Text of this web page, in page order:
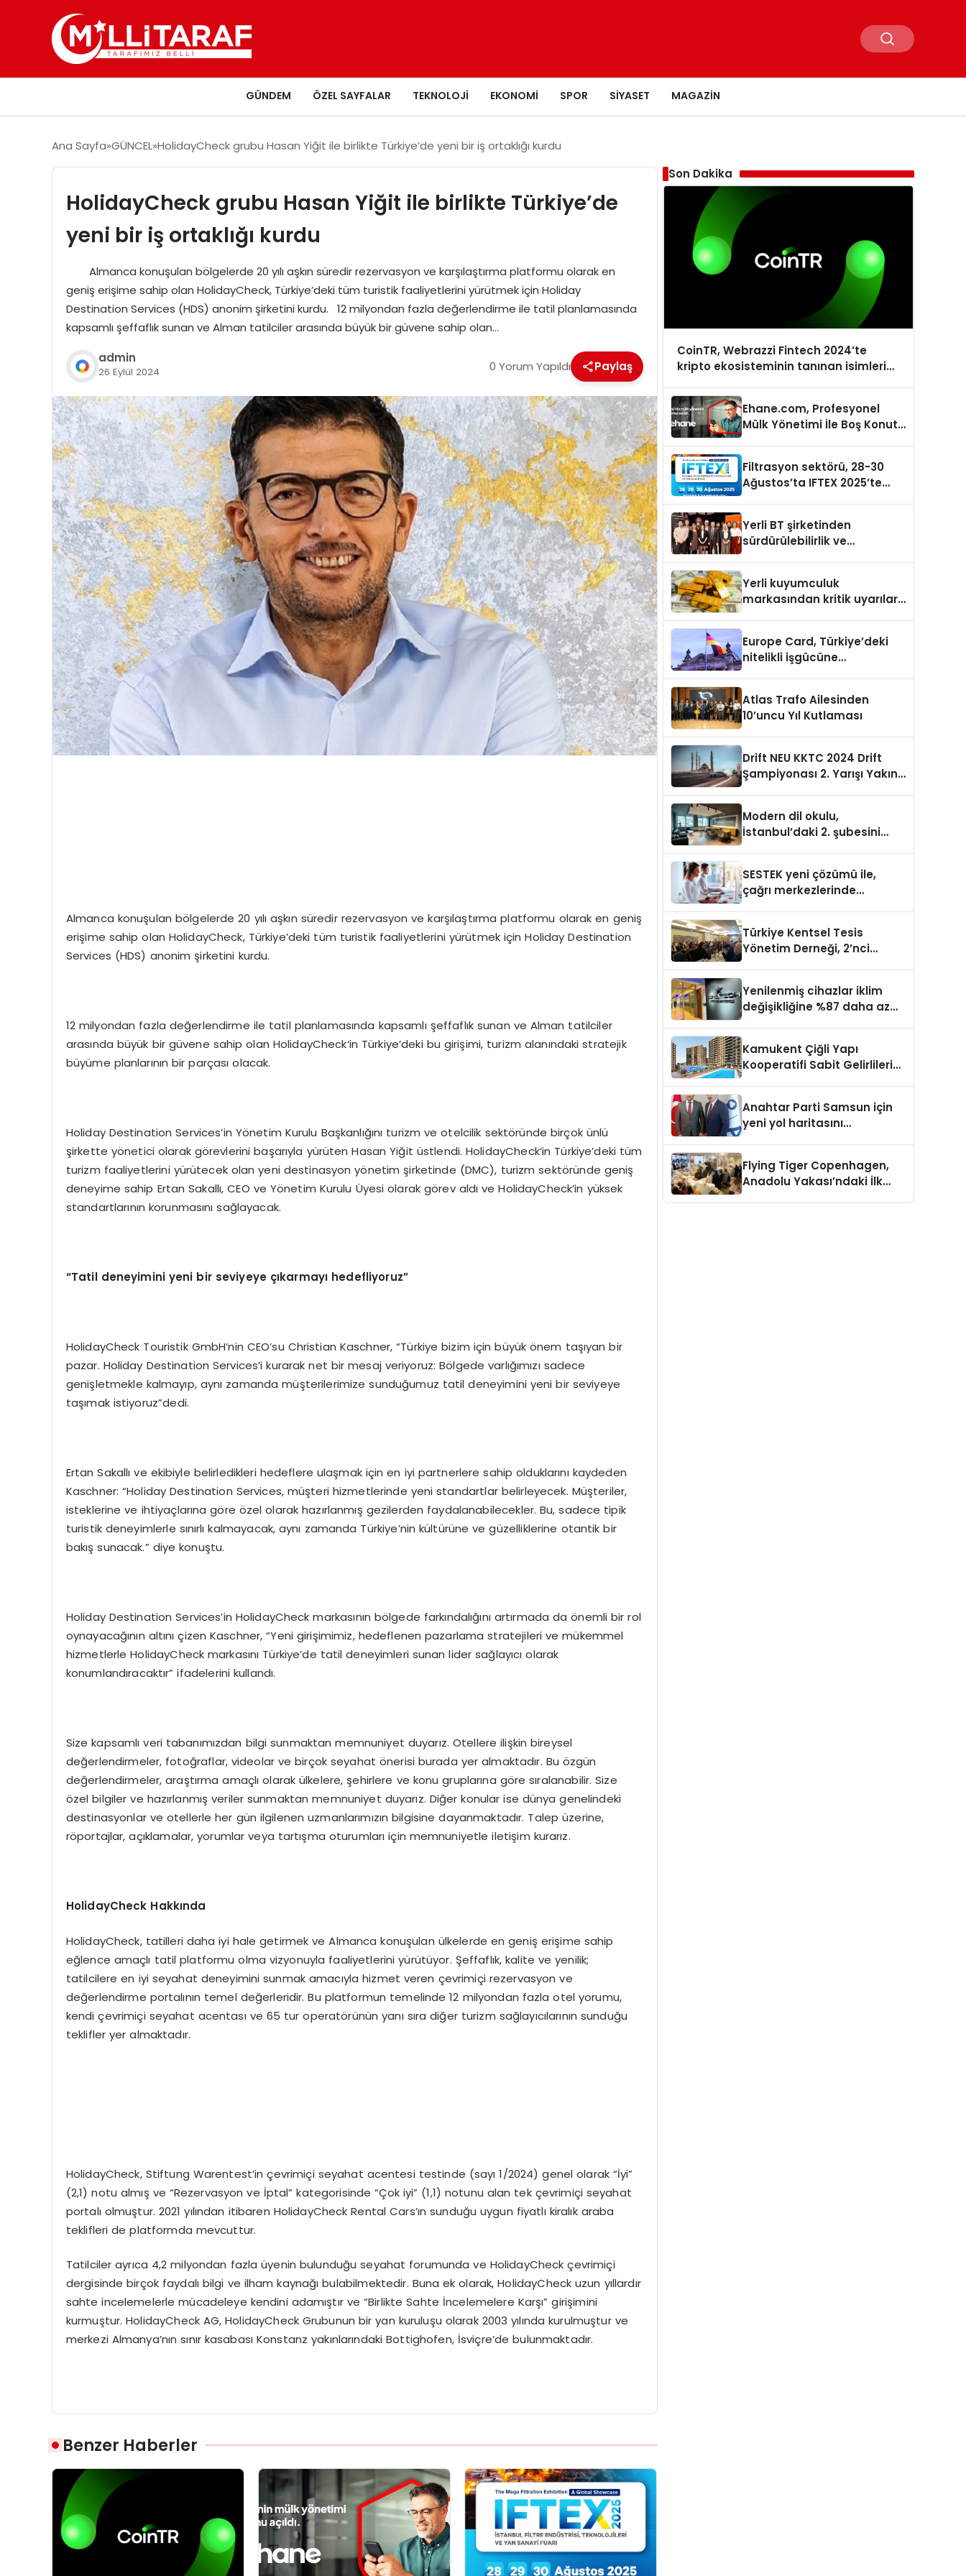
GÜNDEM ÖZEL SAYFALAR TEKNOLOJI EKONOMI SPOR SIYASET MAGAZIN
Ana Sayfa GÜNCEL HolidayCheck grubu Hasan Yiğit ile birlikte Türkiye’de yeni bir iş ortaklığı kurdu
HolidayCheck grubu Hasan Yiğit ile birlikte Türkiye’de
yeni bir iş ortaklığı kurdu
Almanca konuşulan bölgelerde 20 yılı aşkın süredir rezervasyon ve karşılaştırma platformu olarak en
geniş erişime sahip olan HolidayCheck, Türkiye’deki tüm turistik faaliyetlerini yürütmek için Holiday
Destination Services (HDS) anonim şirketini kurdu. 12 milyondan fazla değerlendirme ile tatil planlamasında
kapsamlı şeffaflık sunan ve Alman tatilciler arasında büyük bir güvene sahip olan…
admin
26 Eylül 2024 0 Yorum Yapıldı Paylaş
Almanca konuşulan bölgelerde 20 yılı aşkın süredir rezervasyon ve karşılaştırma platformu olarak en geniş
erişime sahip olan HolidayCheck, Türkiye’deki tüm turistik faaliyetlerini yürütmek için Holiday Destination
Services (HDS) anonim şirketini kurdu.
12 milyondan fazla değerlendirme ile tatil planlamasında kapsamlı şeffaflık sunan ve Alman tatilciler
arasında büyük bir güvene sahip olan HolidayCheck‘in Türkiye’deki bu girişimi, turizm alanındaki stratejik
büyüme planlarının bir parçası olacak.
Holiday Destination Services’in Yönetim Kurulu Başkanlığını turizm ve otelcilik sektöründe birçok ünlü
şirkette yönetici olarak görevlerini başarıyla yürüten Hasan Yiğit üstlendi. HolidayCheck’in Türkiye’deki tüm
turizm faaliyetlerini yürütecek olan yeni destinasyon yönetim şirketinde (DMC), turizm sektöründe geniş
deneyime sahip Ertan Sakallı, CEO ve Yönetim Kurulu Üyesi olarak görev aldı ve HolidayCheck’in yüksek
standartlarının korunmasını sağlayacak.
“Tatil deneyimini yeni bir seviyeye çıkarmayı hedefliyoruz”
HolidayCheck Touristik GmbH’nin CEO’su Christian Kaschner, “Türkiye bizim için büyük önem taşıyan bir
pazar. Holiday Destination Services’i kurarak net bir mesaj veriyoruz: Bölgede varlığımızı sadece
genişletmekle kalmayıp, aynı zamanda müşterilerimize sunduğumuz tatil deneyimini yeni bir seviyeye
taşımak istiyoruz”dedi.
Ertan Sakallı ve ekibiyle belirledikleri hedeflere ulaşmak için en iyi partnerlere sahip olduklarını kaydeden
Kaschner: “Holiday Destination Services, müşteri hizmetlerinde yeni standartlar belirleyecek. Müşteriler,
isteklerine ve ihtiyaçlarına göre özel olarak hazırlanmış gezilerden faydalanabilecekler. Bu, sadece tipik
turistik deneyimlerle sınırlı kalmayacak, aynı zamanda Türkiye’nin kültürüne ve güzelliklerine otantik bir
bakış sunacak.” diye konuştu.
Holiday Destination Services’in HolidayCheck markasının bölgede farkındalığını artırmada da önemli bir rol
oynayacağının altını çizen Kaschner, “Yeni girişimimiz, hedeflenen pazarlama stratejileri ve mükemmel
hizmetlerle HolidayCheck markasını Türkiye’de tatil deneyimleri sunan lider sağlayıcı olarak
konumlandıracaktır” ifadelerini kullandı.
Size kapsamlı veri tabanımızdan bilgi sunmaktan memnuniyet duyarız. Otellere ilişkin bireysel
değerlendirmeler, fotoğraflar, videolar ve birçok seyahat önerisi burada yer almaktadır. Bu özgün
değerlendirmeler, araştırma amaçlı olarak ülkelere, şehirlere ve konu gruplarına göre sıralanabilir. Size
özel bilgiler ve hazırlanmış veriler sunmaktan memnuniyet duyarız. Diğer konular ise dünya genelindeki
destinasyonlar ve otellerle her gün ilgilenen uzmanlarımızın bilgisine dayanmaktadır. Talep üzerine,
röportajlar, açıklamalar, yorumlar veya tartışma oturumları için memnuniyetle iletişim kurarız.
HolidayCheck Hakkında
HolidayCheck, tatilleri daha iyi hale getirmek ve Almanca konuşulan ülkelerde en geniş erişime sahip
eğlence amaçlı tatil platformu olma vizyonuyla faaliyetlerini yürütüyor. Şeffaflık, kalite ve yenilik;
tatilcilere en iyi seyahat deneyimini sunmak amacıyla hizmet veren çevrimiçi rezervasyon ve
değerlendirme portalının temel değerleridir. Bu platformun temelinde 12 milyondan fazla otel yorumu,
kendi çevrimiçi seyahat acentası ve 65 tur operatörünün yanı sıra diğer turizm sağlayıcılarının sunduğu
teklifler yer almaktadır.
HolidayCheck, Stiftung Warentest’in çevrimiçi seyahat acentesi testinde (sayı 1/2024) genel olarak “İyi”
(2,1) notu almış ve “Rezervasyon ve İptal” kategorisinde “Çok iyi” (1,1) notunu alan tek çevrimiçi seyahat
portalı olmuştur. 2021 yılından itibaren HolidayCheck Rental Cars’ın sunduğu uygun fiyatlı kiralık araba
teklifleri de platformda mevcuttur.
Tatilciler ayrıca 4,2 milyondan fazla üyenin bulunduğu seyahat forumunda ve HolidayCheck çevrimiçi
dergisinde birçok faydalı bilgi ve ilham kaynağı bulabilmektedir. Buna ek olarak, HolidayCheck uzun yıllardır
sahte incelemelerle mücadeleye kendini adamıştır ve “Birlikte Sahte İncelemelere Karşı” girişimini
kurmuştur. HolidayCheck AG, HolidayCheck Grubunun bir yan kuruluşu olarak 2003 yılında kurulmuştur ve
merkezi Almanya’nın sınır kasabası Konstanz yakınlarındaki Bottighofen, İsviçre’de bulunmaktadır.
Benzer Haberler
Son Dakika
CoinTR, Webrazzi Fintech 2024’te
kripto ekosisteminin tanınan isimlerini
Ehane.com, Profesyonel
Mülk Yönetimi İle Boş Konut
Filtrasyon sektörü, 28-30
Ağustos’ta IFTEX 2025’te
Yerli BT şirketinden
sürdürülebilirlik ve
Yerli kuyumculuk
markasından kritik uyarılar:
Europe Card, Türkiye’deki
nitelikli işgücüne
Atlas Trafo Ailesinden
10’uncu Yıl Kutlaması
Drift NEU KKTC 2024 Drift
Şampiyonası 2. Yarışı Yakın
Modern dil okulu,
İstanbul’daki 2. şubesini
SESTEK yeni çözümü ile,
çağrı merkezlerinde
Türkiye Kentsel Tesis
Yönetim Derneği, 2’nci
Yenilenmiş cihazlar iklim
değişikliğine %87 daha az
Kamukent Çiğli Yapı
Kooperatifi Sabit Gelirlileri
Anahtar Parti Samsun için
yeni yol haritasını
Flying Tiger Copenhagen,
Anadolu Yakası’ndaki İlk